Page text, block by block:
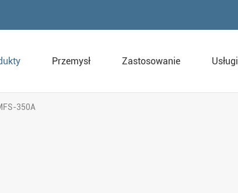
Przemysł Zastosowanie Usługi
350A